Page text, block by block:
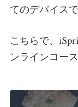
てのデバイス
こちらで、
ンラインコー